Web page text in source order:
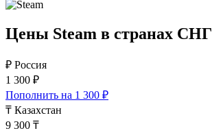
Цены Steam в странах СНГ
₽ Россия
1 300 ₽
Пополнить на 1 300 ₽
₸ Казахстан
9 300 ₸